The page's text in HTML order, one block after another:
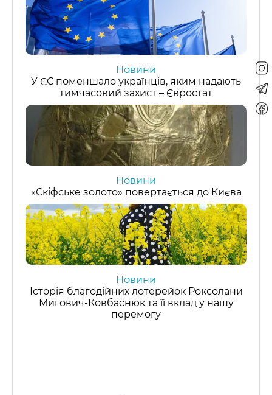
Новини
У ЄС поменшало українців, яким надають
тимчасовий захист – Євростат
Новини
«Скіфське золото» повертається до Києва
Новини
Історія благодійних лотерейок Роксолани
Мигович-Ковбаснюк та її вклад у нашу
перемогу